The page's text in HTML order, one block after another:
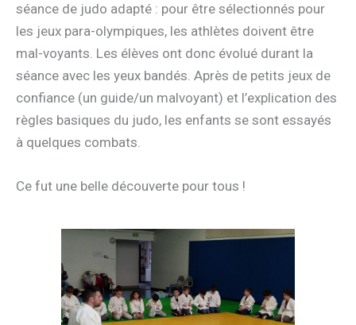
séance de judo adapté : pour être sélectionnés pour
les jeux para-olympiques, les athlètes doivent être
mal-voyants. Les élèves ont donc évolué durant la
séance avec les yeux bandés. Après de petits jeux de
confiance (un guide/un malvoyant) et l’explication des
règles basiques du judo, les enfants se sont essayés
à quelques combats.
Ce fut une belle découverte pour tous !